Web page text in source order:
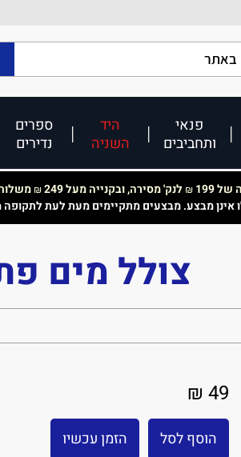
פנאי
ותחביבים
היד
השניה
ספרים
נדירים
199
₪ לנק' מסירה, ובקנייה מעל 249 ₪
אינן מבצע. מבצעים מתקיימים מעת לעת
צולל מים
49 ₪
הוסף לסל הזמן עכשיו